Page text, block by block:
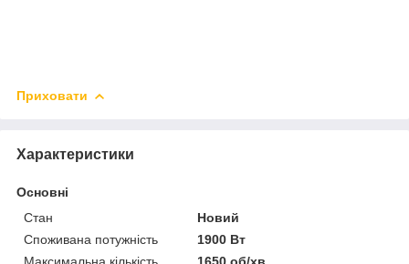
Приховати
Характеристики
Основні
Стан
Новий
Споживана потужність
1900 Вт
Максимальна кількість
1650 об/хв